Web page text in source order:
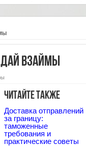
Дай взаймы
Читайте также
Доставка отправлений
за границу:
таможенные
требования и
практические советы